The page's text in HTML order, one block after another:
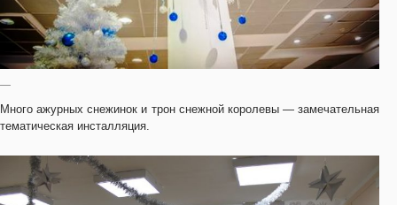
—
Много ажурных снежинок и трон снежной королевы — замечательная
тематическая инсталляция.